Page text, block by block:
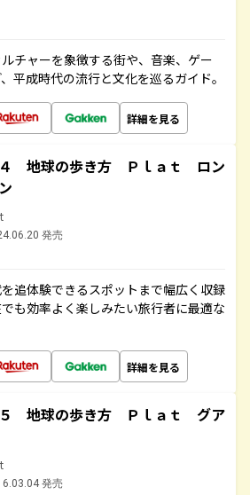
チャーを象徴する街や、音楽、ゲー
平成時代の流行と文化を巡るガイド。
詳細を見る
地球の歩き方 Ｐｌａｔ ロン
発売
追体験できるスポットまで幅広く収録
も効率よく楽しみたい旅行者に最適な
詳細を見る
地球の歩き方 Ｐｌａｔ グア
発売